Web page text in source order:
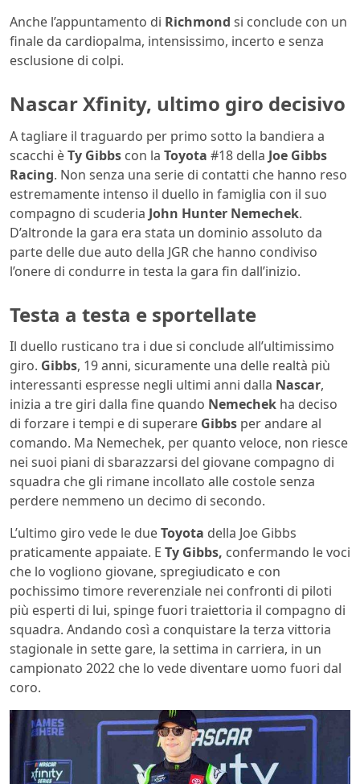
Anche l’appuntamento di Richmond si conclude con un
finale da cardiopalma, intensissimo, incerto e senza
esclusione di colpi.
Nascar Xfinity, ultimo giro decisivo
A tagliare il traguardo per primo sotto la bandiera a
scacchi èTy Gibbs con la Toyota #18 della Joe Gibbs
Racing. Non senza una serie di contatti che hanno reso
estremamente intenso il duello in famiglia con il suo
compagno di scuderia John Hunter Nemechek.
D’altronde la gara era stata un dominio assoluto da
parte delle due auto della JGR che hanno condiviso
l’onere di condurre in testa la gara fin dall’inizio.
Testa a testa e sportellate
Il duello rusticano tra i due si conclude all’ultimissimo
giro. Gibbs, 19 anni, sicuramente una delle realtà più
interessanti espresse negli ultimi anni dalla Nascar,
inizia a tre giri dalla fine quando Nemechek ha deciso
di forzare i tempi e di superare Gibbs per andare al
comando. Ma Nemechek, per quanto veloce, non riesce
nei suoi piani di sbarazzarsi del giovane compagno di
squadra che gli rimane incollato alle costole senza
perdere nemmeno un decimo di secondo.
L’ultimo giro vede le dueToyota della Joe Gibbs
praticamente appaiate. E Ty Gibbs, confermando le voci
che lo vogliono giovane, spregiudicato e con
pochissimo timore reverenziale nei confronti di piloti
più esperti di lui, spinge fuori traiettoria il compagno di
squadra. Andando così a conquistare la terza vittoria
stagionale in sette gare, la settima in carriera, in un
campionato 2022 che lo vede diventare uomo fuori dal
coro.